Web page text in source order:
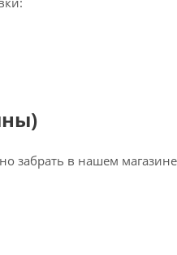
забрать в нашем